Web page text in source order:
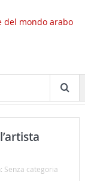
Senza categoria